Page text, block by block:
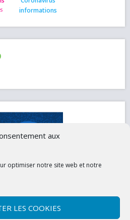
aux
optimiser notre site web et notre
LES COOKIES
informations